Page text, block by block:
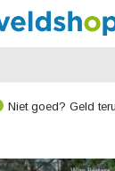
Niet goed? Geld